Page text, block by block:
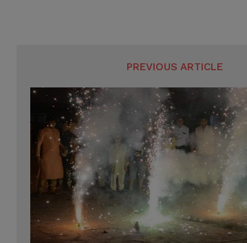
PREVIOUS ARTICLE